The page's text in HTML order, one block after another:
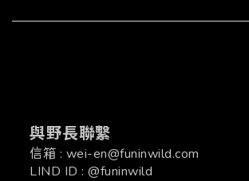
與野長聯繫
信箱 : wei-en@funinwild.com
LIND ID : @funinwild